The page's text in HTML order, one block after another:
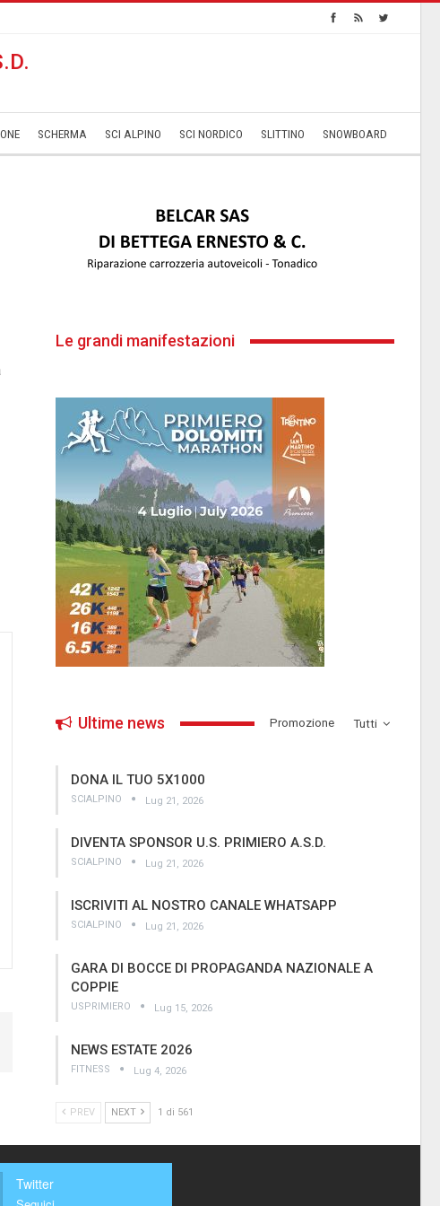
SCHERMA SCI ALPINO SCI NORDICO SLITTINO SNOWBOARD
Le grandi manifestazioni
Tutti
Ultime news ­Promozione
DONA IL TUO 5X1000
SCIALPINO Lug 21, 2026
DIVENTA SPONSOR U.S. PRIMIERO A.S.D.
SCIALPINO Lug 21, 2026
ISCRIVITI AL NOSTRO CANALE WHATSAPP
SCIALPINO Lug 21, 2026
GARA DI BOCCE DI PROPAGANDA NAZIONALE A
COPPIE
USPRIMIERO Lug 15, 2026
NEWS ESTATE 2026
FITNESS Lug 4, 2026
PREV NEXT 1 di 561
Twitter